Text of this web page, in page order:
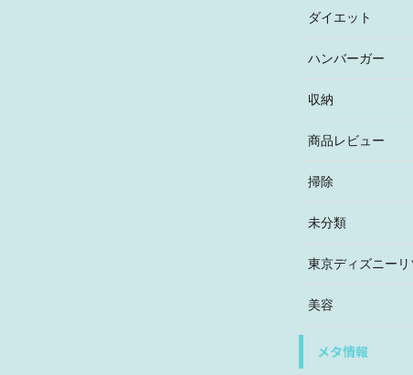
ダイエット
ハンバーガー
収納
商品レビュー
掃除
未分類
東京ディズニーリ
美容
メタ情報